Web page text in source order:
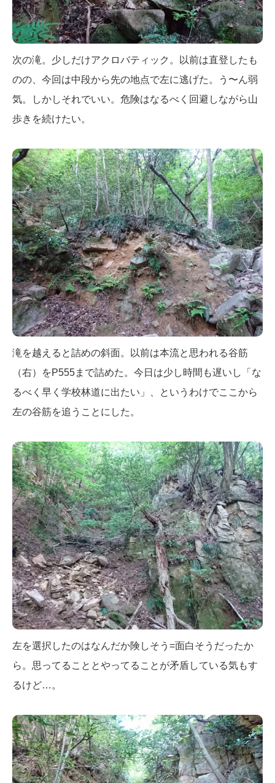
次の滝。少しだけアクロバティック。以前は直登したも
のの、今回は中段から先の地点で左に逃げた。う〜ん弱
気。しかしそれでいい。危険はなるべく回避しながら山
歩きを続けたい。
滝を越えると詰めの斜面。以前は本流と思われる谷筋
（右）をP555まで詰めた。今日は少し時間も遅いし「な
るべく早く学校林道に出たい」、というわけでここから
左の谷筋を追うことにした。
左を選択したのはなんだか険しそう=面白そうだったか
ら。思ってることとやってることが矛盾している気もす
るけど…。